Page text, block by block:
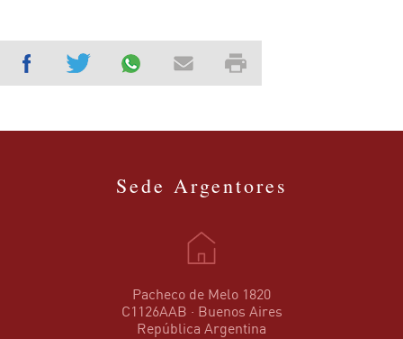
Sede Argentores
Pacheco de Melo 1820
C1126AAB · Buenos Aires
República Argentina